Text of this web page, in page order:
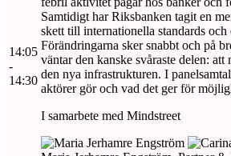
14:05
-
14:30
Samtidigt har Riksbanken tagit en
skett till internationella standards
Förändringarna sker snabbt och på
väntar den kanske svåraste delen:
den nya infrastrukturen. I
aktörer gör och vad det ger för
I samarbete med Mindstreet